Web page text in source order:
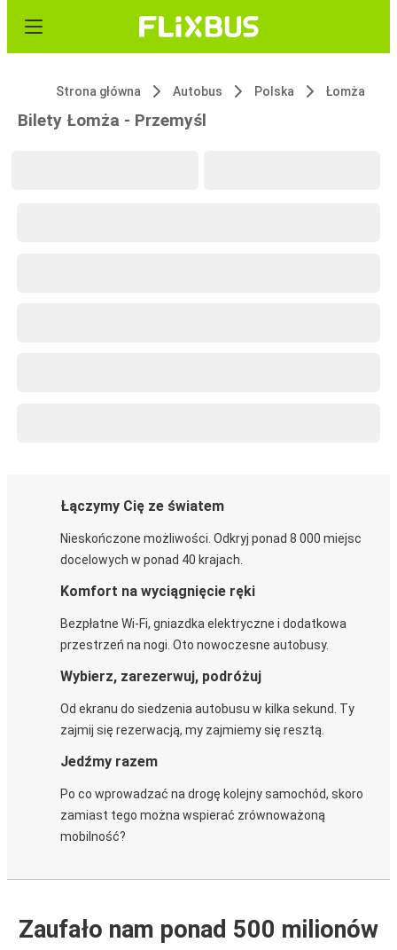
Strona główna Autobus Polska Łomża
Bilety Łomża - Przemyśl
Łączymy Cię ze światem
Nieskończone możliwości. Odkryj ponad 8 000 miejsc
docelowych w ponad 40 krajach.
Komfort na wyciągnięcie ręki
Bezpłatne Wi-Fi, gniazdka elektryczne i dodatkowa
przestrzeń na nogi. Oto nowoczesne autobusy.
Wybierz, zarezerwuj, podróżuj
Od ekranu do siedzenia autobusu w kilka sekund. Ty
zajmij się rezerwacją, my zajmiemy się resztą.
Jedźmy razem
Po co wprowadzać na drogę kolejny samochód, skoro
zamiast tego można wspierać zrównoważoną
mobilność?
Zaufało nam ponad 500 milionów